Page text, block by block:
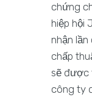
chứng
hiệp hội
nhận
chấp
sẽ được
công ty